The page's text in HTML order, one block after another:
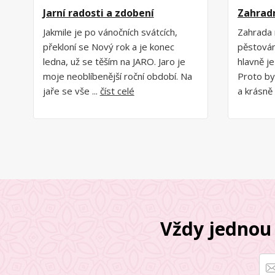
Jarní radosti a zdobení
Jakmile je po vánočních svátcích,
překloní se Nový rok a je konec
ledna, už se těším na JARO. Jaro je
moje neoblíbenější roční období. Na
jaře se vše ... číst celé
hlavně
Proto
a
Vždy